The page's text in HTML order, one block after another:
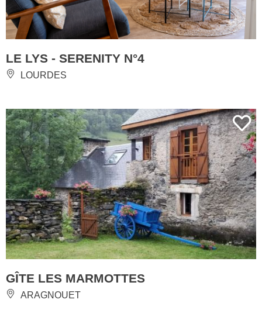
LE LYS - SERENITY N°4
LOURDES
GÎTE LES MARMOTTES
ARAGNOUET